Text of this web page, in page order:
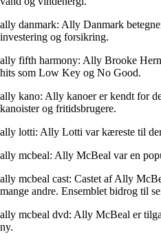
ally danmark: Ally Danmark
investering og forsikring.
ally fifth harmony: Ally Brooke
hits som Low Key og No Good.
ally kano: Ally kanoer er kendt for
kanoister og fritidsbrugere.
ally lotti: Ally Lotti var kæreste til
ally mcbeal: Ally McBeal var en
ally mcbeal cast: Castet af Ally
mange andre. Ensemblet bidrog til
ally mcbeal dvd: Ally McBeal er
ny.